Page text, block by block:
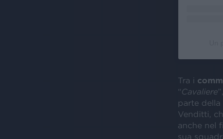
Tra i
“Cavaliere
parte della
Venditti,
anche nel
sua